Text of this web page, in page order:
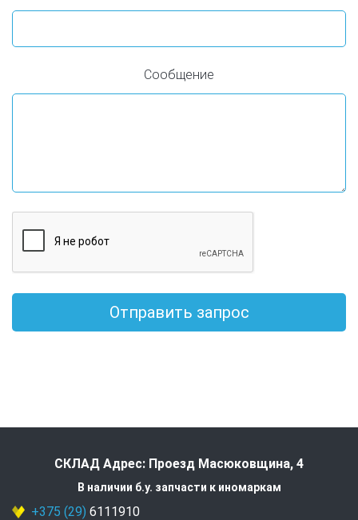
Сообщение
Отправить запрос
СКЛАД Адрес: Проезд Масюковщина, 4
В наличии б.у. запчасти к иномаркам
+375 (29) 6111910